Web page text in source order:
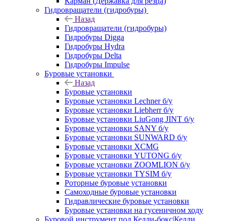
Гидровращатели (гидробуры)
Назад
Гидровращатели (гидробуры)
Гидробуры Digga
Гидробуры Hydra
Гидробуры Delta
Гидробуры Impulse
Буровые установки
Назад
Буровые установки
Буровые установки Lechner б/у
Буровые установки Liebherr б/у
Буровые установки LiuGong JINT б/у
Буровые установки SANY б/у
Буровые установки SUNWARD б/у
Буровые установки XCMG
Буровые установки YUTONG б/у
Буровые установки ZOOMLION б/у
Буровые установки TYSIM б/у
Роторные буровые установки
Самоходные буровые установки
Гидравлические буровые установки
Буровые установки на гусеничном ходу
Буровой инструмент под Келли-бокс|Келли